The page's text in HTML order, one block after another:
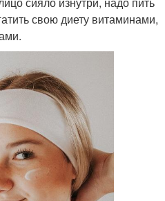
свою диету витаминами,